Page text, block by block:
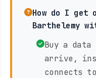
How do I get
Barthelemy
Buy a data
arrive,
connects